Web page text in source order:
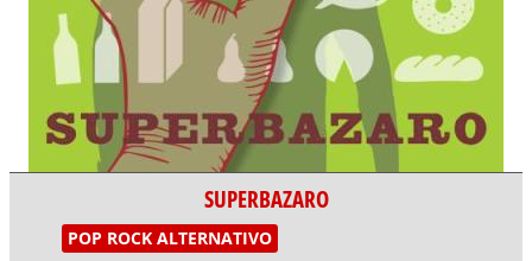
SUPERBAZARO
POP ROCK ALTERNATIVO